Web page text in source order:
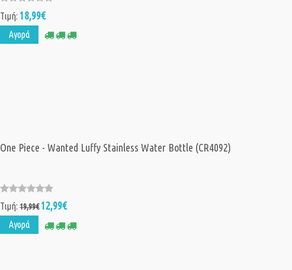
Τιμή:18,99€
Αγορά
One Piece - Wanted Luffy Stainless Water Bottle (CR4092)
Τιμή:19,99€12,99€
Αγορά